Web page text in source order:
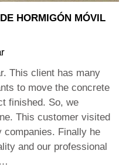
HORMIGÓN MÓVIL
This client has many
to move the concrete
finished. So, we
This customer visited
companies. Finally he
and our professional